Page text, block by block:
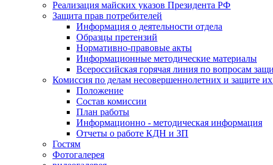
Реализация майских указов Президента РФ
Защита прав потребителей
Информация о деятельности отдела
Образцы претензий
Нормативно-правовые акты
Информационные методические материалы
Всероссийская горячая линия по вопросам
Комиссия по делам несовершеннолетних и защите
Положение
Состав комиссии
План работы
Информационно - методическая информация
Отчеты о работе КДН и ЗП
Гостям
Фотогалерея